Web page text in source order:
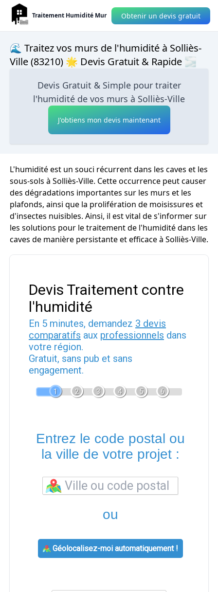
Traitement Humidité Mur Obtenir un devis gratuit
🌊 Traitez vos murs de l'humidité à Solliès-
Ville (83210) 🌟 Devis Gratuit & Rapide 🌫
Devis Gratuit & Simple pour traiter
l'humidité de vos murs à Solliès-Ville
J'obtiens mon devis maintenant
L'humidité est un souci récurrent dans les caves et les
sous-sols à Solliès-Ville. Cette occurrence peut causer
des dégradations importantes sur les murs et les
plafonds, ainsi que la prolifération de moisissures et
d'insectes nuisibles. Ainsi, il est vital de s'informer sur
les solutions pour le traitement de l'humidité dans les
caves de manière persistante et efficace à Solliès-Ville.
Devis Traitement contre
l'humidité
En 5 minutes, demandez 3 devis
comparatifs aux professionnels dans
votre région.
Gratuit, sans pub et sans
engagement.
1 2 3 4 5 6
Entrez le code postal ou
la ville de votre projet :
ou
Géolocalisez-moi automatiquement !